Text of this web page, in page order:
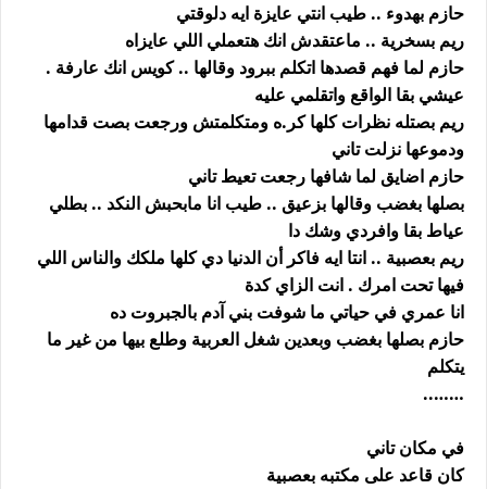
حازم بهدوء .. طيب انتي عايزة ايه دلوقتي
ريم بسخرية .. ماعتقدش انك هتعملي اللي عايزاه
حازم لما فهم قصدها اتكلم ببرود وقالها .. كويس انك عارفة .
عيشي بقا الواقع واتقلمي عليه
ريم بصتله نظرات كلها كر.ه ومتكلمتش ورجعت بصت قدامها
ودموعها نزلت تاني
حازم اضايق لما شافها رجعت تعيط تاني
بصلها بغضب وقالها بزعيق .. طيب انا مابحبش النكد .. بطلي
عياط بقا وافردي وشك دا
ريم بعصبية .. انتا ايه فاكر أن الدنيا دي كلها ملكك والناس اللي
فيها تحت امرك . انت الزاي كدة
انا عمري في حياتي ما شوفت بني آدم بالجبروت ده
حازم بصلها بغضب وبعدين شغل العربية وطلع بيها من غير ما
يتكلم
……..
في مكان تاني
كان قاعد على مكتبه بعصبية